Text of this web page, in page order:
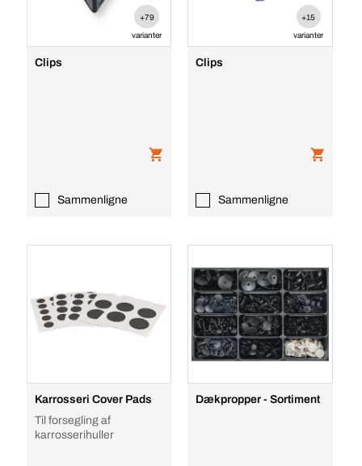
+79
varianter
Clips
Sammenligne
+15
varianter
Clips
Sammenligne
Karrosseri Cover Pads
Til forsegling af
karrosserihuller
Dækpropper - Sortiment